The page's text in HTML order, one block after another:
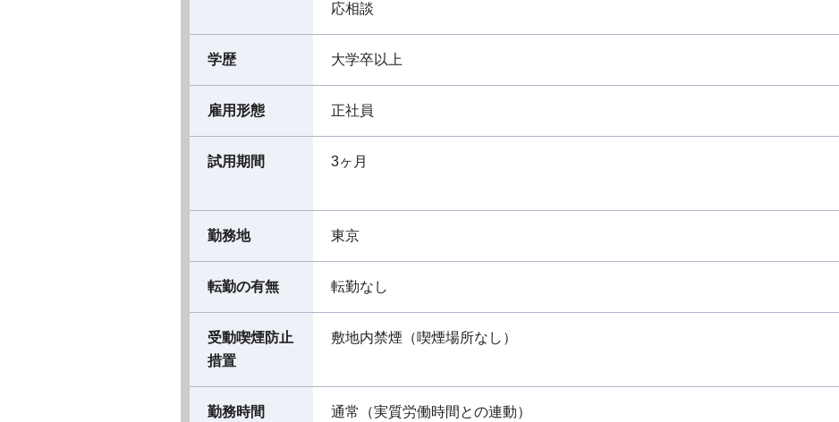
応相談
学歴 大学卒以上
雇用形態 正社員
試用期間 3ヶ月
勤務地 東京
転勤の有無 転勤なし
受動喫煙防止
措置
敷地内禁煙（喫煙場所なし）
勤務時間
通常（実質労働時間との連動）